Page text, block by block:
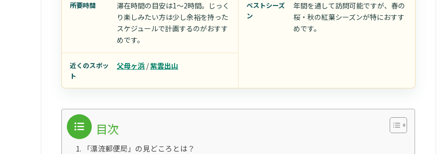
所要時間
滞在時間の目安は1〜2時間。じっく
り楽しみたい方は少し余裕を持った
スケジュールで計画するのがおすす
めです。
ベストシーズ
ン
年間を通して訪問可能ですが、春の
桜・秋の紅葉シーズンが特におすす
めです。
近くのスポッ
ト
父母ヶ浜 /紫雲出山
目次
「漂流郵便局」の見どころとは？